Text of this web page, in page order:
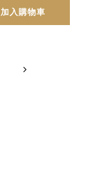
加入購物車